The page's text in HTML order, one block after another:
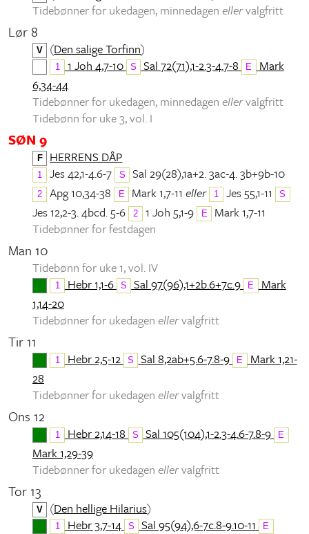
Tidebønner for ukedagen, minnedagen ellervalgfritt
Lør 8
V (Den salige Torfinn)
1 1 Joh 4,7-10 S Sal 72(71),1-2.3-4.7-8 E Mark
6,34-44
Tidebønner for ukedagen, minnedagen ellervalgfritt
Tidebønn for uke 3, vol. I
SØN 9
F HERRENS DÅP
1 Jes 42,1-4.6-7 S Sal 29(28),1a+2. 3ac-4. 3b+9b-10
2 Apg 10,34-38 E Mark 1,7-11 eller 1 Jes 55,1-11 S
Jes 12,2-3. 4bcd. 5-6 2 1 Joh 5,1-9 E Mark 1,7-11
Tidebønner for festdagen
Man 10
Tidebønn for uke 1, vol. IV
1 Hebr 1,1-6 S Sal 97(96),1+2b.6+7c.9 E Mark
1,14-20
Tidebønner for ukedagen ellervalgfritt
Tir 11
1 Hebr 2,5-12 S Sal 8,2ab+5.6-7.8-9 E Mark 1,21-
28
Tidebønner for ukedagen ellervalgfritt
Ons 12
1 Hebr 2,14-18 S Sal 105(104),1-2.3-4.6-7.8-9 E
Mark 1,29-39
Tidebønner for ukedagen ellervalgfritt
Tor 13
V (Den hellige Hilarius)
1 Hebr 3,7-14 S Sal 95(94),6-7c.8-9.10-11 E